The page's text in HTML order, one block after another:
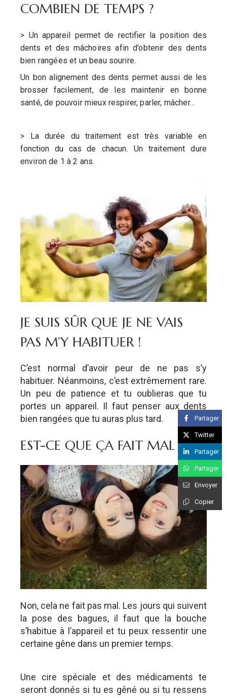
COMBIEN DE TEMPS ?
> Un appareil permet de rectifier la position des
dents et des mâchoires afin d’obtenir des dents
bien rangées et un beau sourire.
Un bon alignement des dents permet aussi de les
brosserfacilement, de les maintenir en bonne
santé, de pouvoir mieux respirer, parler, mâcher…
> La durée du traitement est très variable en
fonction du casde chacun. Un traitement dure
environ de 1 à 2 ans.
JE SUIS SÛR QUE JE NE VAIS
PAS M’Y HABITUER !
C’est normal d’avoir peur de ne pas s’y
habituer. Néanmoins, c’est extrêmement rare.
Un peu de patience et tu oublieras que tu
portes un appareil. Il faut penser aux dents
bien rangées que tu auras plus tard.
EST-CE QUE ÇA FAIT MAL ?
Non, cela ne fait pas mal. Les jours qui suivent
la pose des bagues, il faut que la bouche
s’habitue à l’appareil et tu peux ressentir une
certaine gêne dans un premier temps.
Une cire spéciale et des médicaments te
seront donnés si tu es gêné ou si tu ressens
Partager
Twitter
Partager
Partager
Envoyer
Copier